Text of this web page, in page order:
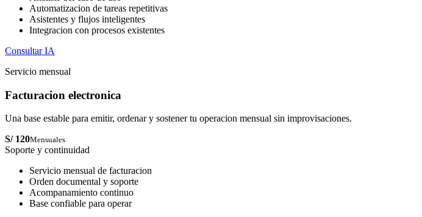
Automatizacion de tareas repetitivas
Asistentes y flujos inteligentes
Integracion con procesos existentes
Consultar IA
Servicio mensual
Facturacion electronica
Una base estable para emitir, ordenar y sostener tu operacion mensual sin improvisaciones.
S/ 120Mensuales
Soporte y continuidad
Servicio mensual de facturacion
Orden documental y soporte
Acompanamiento continuo
Base confiable para operar